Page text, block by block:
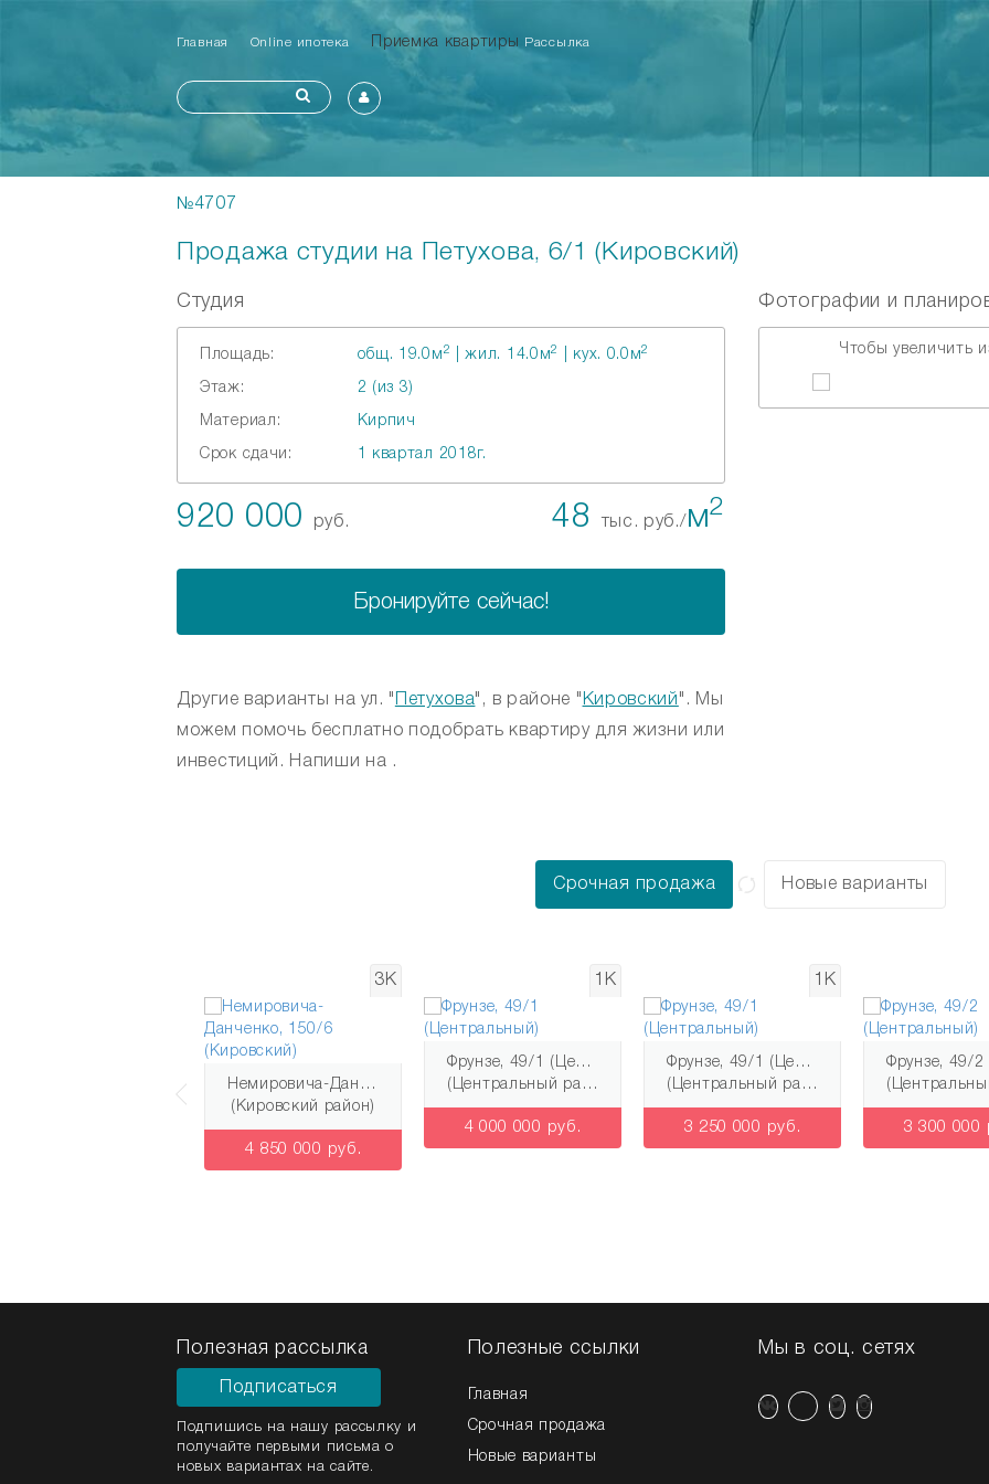
Главная Online ипотека Приемка квартиры Рассылка
№4707
Продажа студии на Петухова, 6/1 (Кировский)
Студия
Площадь: общ. 19.0м 2 | жил. 14.0м2 | кух. 0.0м2
Этаж: 2 (из 3)
Материал: Кирпич
Срок сдачи: 1 квартал 2018г.
48 тыс. руб./м2
920 000 руб.
Бронируйте сейчас!
Другие варианты на ул. " Петухова", в районе " Кировский ". Мы
можем помочь бесплатно подобрать квартиру для жизни или
инвестиций. Напиши на .
Фотографии и
Чтобы увеличить
Срочная продажа Новые варианты
3К
Немировича-Данченко, 150/6 (Кировский)
(Кировский район)
4 850 000 руб.
1К
Фрунзе, 49/1 (Центральный)
(Центральный район)
4 000 000 руб.
1К
Фрунзе, 49/1 (Центральный)
(Центральный район)
3 250 000 руб.
(Центральный
3 300 000
Узнай о новых квартирах первым!
Полезная рассылка
Подписаться
Подпишись на нашу рассылку и
получайте первыми письма о
новых вариантах на сайте.
Полезные ссылки
Главная
Срочная продажа
Новые варианты
Мы в соц. сетях